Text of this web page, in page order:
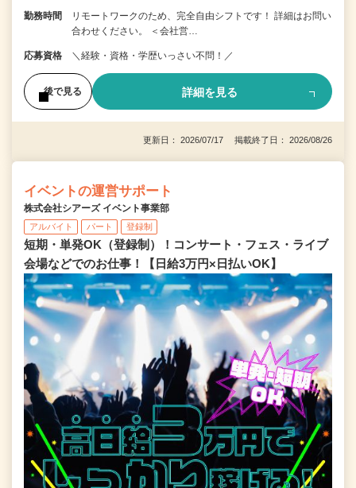
勤務時間
リモートワークのため、完全自由シフトです！ 詳細はお問い
合わせください。 ＜会社営…
応募資格 ＼経験・資格・学歴いっさい不問！／
後で見る 詳細を見る
更新日： 2026/07/17 掲載終了日： 2026/08/26
イベントの運営サポート
株式会社シアーズ イベント事業部
アルバイト パート 登録制
短期・単発OK（登録制）！コンサート・フェス・ライブ
会場などでのお仕事！【日給3万円×日払いOK】